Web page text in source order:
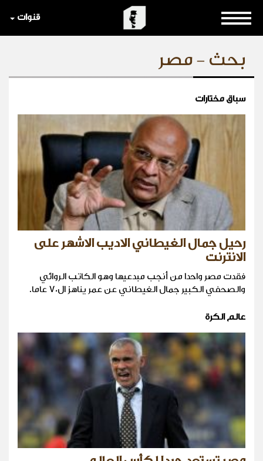
قنوات
بحث - مصر
سباق مختارات
رحيل جمال الغيطاني الاديب الاشهر على
الانترنت
فقدت مصر واحدا من أنجب مبدعيها وهو الكاتب الروائي
والصحفي الكبير جمال الغيطاني عن عمر يناهز ال70 عاما.
عالم الكرة